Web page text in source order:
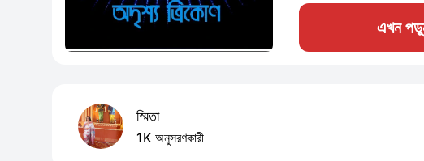
এখন
স্মিতা
1K অনুসরণকারী